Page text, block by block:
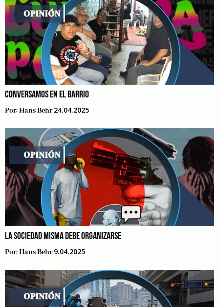
CONVERSAMOS EN EL BARRIO
Por:Hans Behr 24.04.2025
LA SOCIEDAD MISMA DEBE ORGANIZARSE
Por:Hans Behr 9.04.2025